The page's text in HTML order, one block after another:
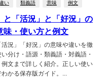
い 類義語 意味 例文
と「活況」と「好況」の
味・使い方と例文
活況」「好況」の意味や違いを徹
分け・語源・類義語・対義語・
例文まで詳しく紹介。正しい使い
かる保存版ガイド。...